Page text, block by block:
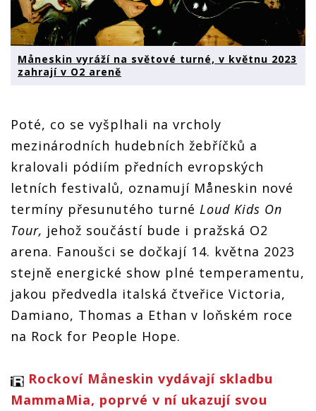
Måneskin vyráží na světové turné, v květnu 2023
zahrají v O2 areně
Poté, co se vyšplhali na vrcholy
mezinárodních hudebních žebříčků a
kralovali pódiím předních evropských
letních festivalů, oznamují Måneskin nové
termíny přesunutého turné Loud Kids On
Tour, jehož součástí bude i pražská O2
arena. Fanoušci se dočkají 14. května 2023
stejně energické show plné temperamentu,
jakou předvedla italská čtveřice Victoria,
Damiano, Thomas a Ethan v loňském roce
na Rock for People Hope.
Rockoví Måneskin vydávají skladbu
MammaMia, poprvé v ní ukazují svou